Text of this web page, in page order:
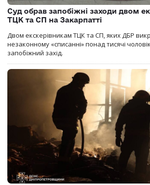
Суд обрав запобіжні заходи двом
ТЦК та СП на Закарпатті
Двом екскерівникам ТЦК та СП, яких ДБР
незаконному «списанні» понад тисячі
запобіжний захід.